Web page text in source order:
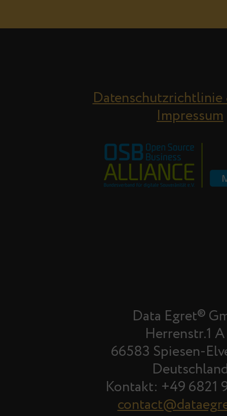
Datenschutzrichtlinie
Impressum
Data Egret®
Herrenstr.1
66583 Spiesen-
Kontakt: +49 6821